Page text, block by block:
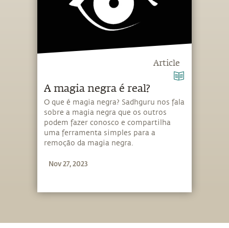
Article
A magia negra é real?
O que é magia negra? Sadhguru nos fala
sobre a magia negra que os outros
podem fazer conosco e compartilha
uma ferramenta simples para a
remoção da magia negra.
Nov 27, 2023